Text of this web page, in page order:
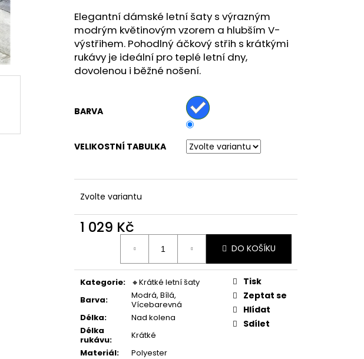
Elegantní dámské letní šaty s výrazným
modrým květinovým vzorem a hlubším V-
výstřihem. Pohodlný áčkový střih s krátkými
rukávy je ideální pro teplé letní dny,
dovolenou i běžné nošení.
BARVA
VELIKOSTNÍ TABULKA
Zvolte variantu
1 029 Kč
DO KOŠÍKU
Kategorie:
🔸Krátké letní šaty
Barva:
Modrá, Bílá,
Vícebarevná
Délka:
Nad kolena
Délka
rukávu:
Krátké
Materiál:
Polyester
Tisk
Zeptat se
Hlídat
Sdílet
Následující